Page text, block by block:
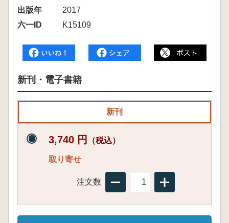
出版年
2017
六一ID
K15109
新刊・電子書籍
新刊
3,740 円 （税込）
取り寄せ
注文数